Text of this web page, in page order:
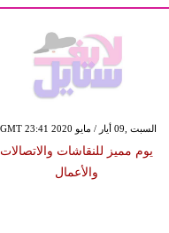
السبت ,09 أيار / مايو GMT 23:41 2020
يوم مميز للنقاشات والاتصالات
والأعمال